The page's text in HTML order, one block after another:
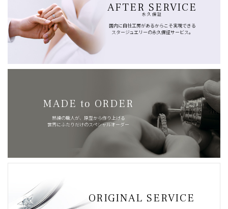
AFTER SERVICE
永久保証
国内に自社工房があるからこそ実現できる
スタージュエリーの永久保証サービス。
MADE to ORDER
熟練の職人が、原型から作り上げる
世界にふたりだけのスペシャルオーダー
ORIGINAL SERVICE